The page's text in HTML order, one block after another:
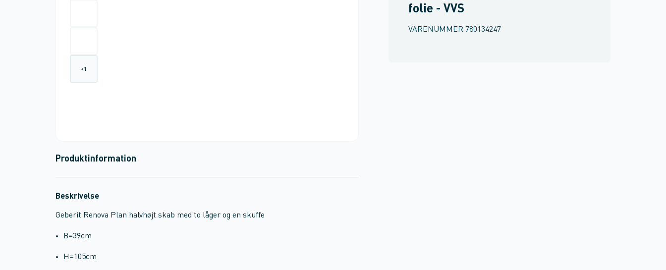
folie - VVS
VARENUMMER 780134247
+1
Produktinformation
Beskrivelse
Geberit Renova Plan halvhøjt skab med to låger og en skuffe
B=39cm
H=105cm